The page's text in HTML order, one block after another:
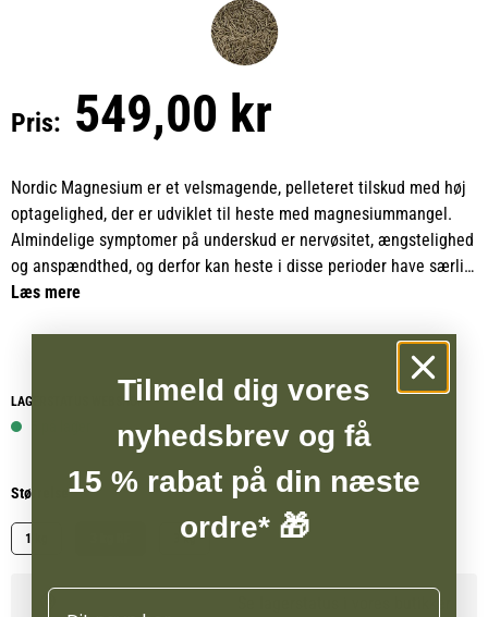
Pris: 549,00 kr
Nordic Magnesium er et velsmagende, pelleteret tilskud med høj
optagelighed, der er udviklet til heste med magnesiummangel.
Almindelige symptomer på underskud er nervøsitet, ængstelighed
og anspændthed, og derfor kan heste i disse perioder have særlig
gavn af ekstra magnesium.
Magnesium er et af kroppens vigtigste mineraler og fungerer som
aktivator for mange enzymer, der er nødvendige for både nerve-
og muskelfunktion samt for hjerte og blodkar. Da magnesium er et
essentielt næringsstof, skal det tilføres gennem den daglige
foderration. Heste, der mangler magnesium, kan ændre
væremåde og blive urolige, og der ses også en sammenhæng
mellem magnesiummangel og insulinresistens. Heste med
fedtdepoter ved nakke, halerod og bag skuldrene kan ofte miste
disse ydre tegn på insulinresistens kort tid efter, at de er sat på
Læs mere
LAGERSTATUS WEBSHOP
Størrelse
1 kg 3 kg
Tilmeld dig vores
nyhedsbrev og få
15 % rabat på din næste
ordre* 🎁
Navn